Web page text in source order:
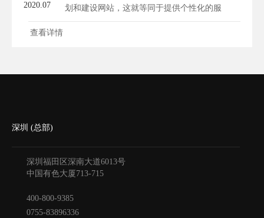
2020.07
划和建设网站，这就等同于提供个性化的服
务。...
查看详情
深圳 (总部)
深圳福田区深南大道6013号
中国有色大厦713-715
400-800-9385
0755-83896336